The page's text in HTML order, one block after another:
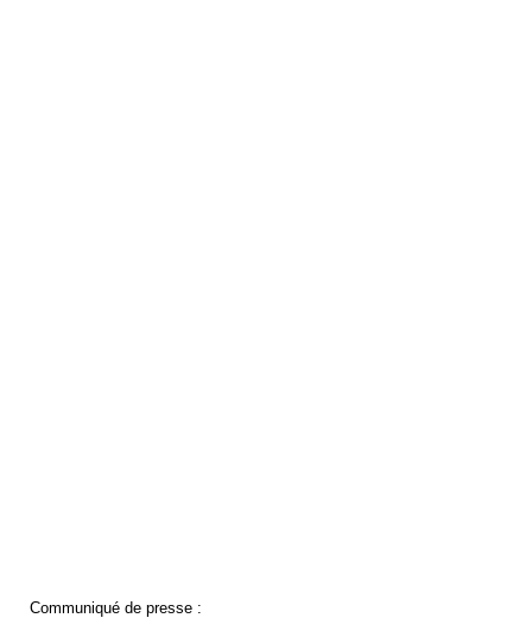
Communiqué de presse :